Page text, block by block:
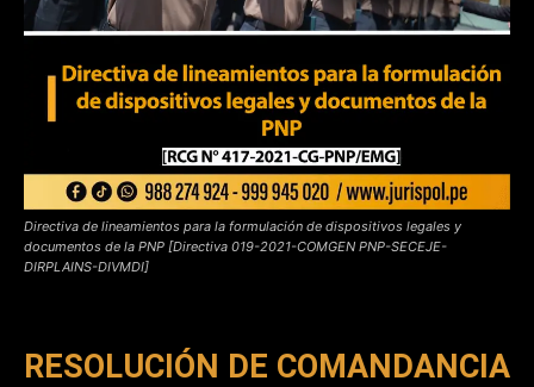
Directiva de lineamientos para la formulación de dispositivos legales y
documentos de la PNP [Directiva 019-2021-COMGEN PNP-SECEJE-
DIRPLAINS-DIVMDI]
RESOLUCIÓN DE COMANDANCIA